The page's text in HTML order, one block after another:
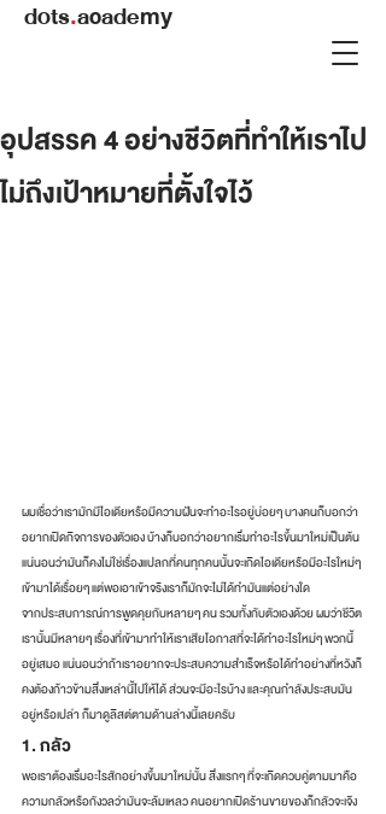
dots.academy
อุปสรรค 4 อย่างชีวิตที่ทำให้เราไป
ไม่ถึงเป้าหมายที่ตั้งใจไว้
ผมเชื่อว่าเรามักมีไอเดียหรือมีความฝันจะทำอะไรอยู่บ่อยๆ บางคนก็บอกว่า
อยากเปิดกิจการของตัวเอง บ้างก็บอกว่าอยากเริ่มทำอะไรขึ้นมาใหม่เป็นต้น
แน่นอนว่ามันก็คงไม่ใช่เรื่องแปลกที่คนทุกคนนั้นจะเกิดไอเดียหรือมีอะไรใหม่ๆ
เข้ามาได้เรื่อยๆ แต่พอเอาเข้าจริงเราก็มักจะไม่ได้ทำมันแต่อย่างใด
จากประสบการณ์การพูดคุยกับหลายๆ คน รวมทั้งกับตัวเองด้วย ผมว่าชีวิต
เรานั้นมีหลายๆ เรื่องที่เข้ามาทำให้เราเสียโอกาสที่จะได้ทำอะไรใหม่ๆ พวกนี้
อยู่เสมอ แน่นอนว่าถ้าเราอยากจะประสบความสำเร็จหรือได้ทำอย่างที่หวังก็
คงต้องก้าวข้ามสิ่งเหล่านี้ไปให้ได้ ส่วนจะมีอะไรบ้าง และคุณกำลังประสบมัน
อยู่หรือเปล่า ก็มาดูลิสต์ตามด้านล่างนี้เลยครับ
1. กลัว
พอเราต้องเริ่มอะไรสักอย่างขึ้นมาใหม่นั้น สิ่งแรกๆ ที่จะเกิดควบคู่ตามมาคือ
ความกลัวหรือกังวลว่ามันจะล้มเหลว คนอยากเปิดร้านขายของก็กลัวจะเจ๊ง